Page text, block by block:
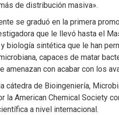
de distribución masiva».
se graduó en la primera
que le llevó hasta el
biología sintética que le han
capaces de matar
amenazan con acabar con los
cátedra de Bioingeniería,
la American Chemical Society
a nivel internacional.